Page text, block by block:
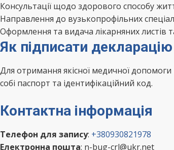
Консультації щодо здорового способу
Направлення до вузькопрофільних
Оформлення та видача лікарняних листів
Як підписати
Для отримання якісної медичної
собі паспорт та ідентифікаційний код.
Контактна інформація
Телефон для запису: +380930821978
Електронна пошта: n-bug-crl@ukr.net